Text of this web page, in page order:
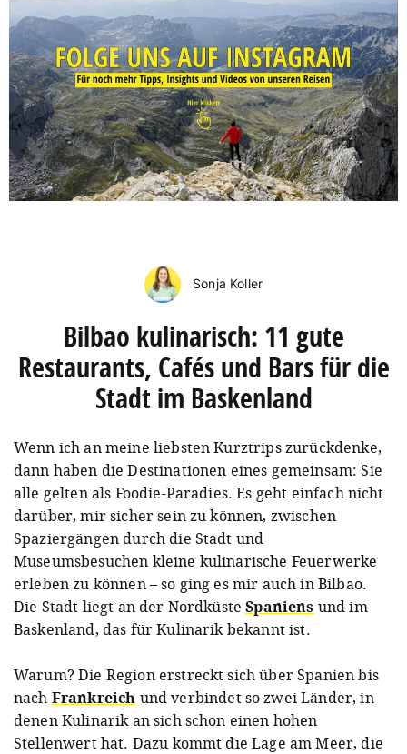
Sonja Koller
Bilbao kulinarisch: 11 gute
Restaurants, Cafés und Bars für die
Stadt im Baskenland
Wenn ich an meine liebsten Kurztrips zurückdenke,
dann haben die Destinationen eines gemeinsam: Sie
alle gelten als Foodie-Paradies. Es geht einfach nicht
darüber, mir sicher sein zu können, zwischen
Spaziergängen durch die Stadt und
Museumsbesuchen kleine kulinarische Feuerwerke
erleben zu können – so ging es mir auch in Bilbao.
Die Stadt liegt an der NordküsteSpaniens und im
Baskenland, das für Kulinarik bekannt ist.
Warum? Die Region erstreckt sich über Spanien bis
nach Frankreich und verbindet so zwei Länder, in
denen Kulinarik an sich schon einen hohen
Stellenwert hat. Dazu kommt die Lage am Meer, die